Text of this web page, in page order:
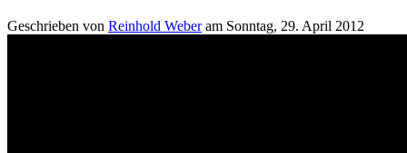
Geschrieben von Reinhold Weberam Sonntag, 29. April 2012